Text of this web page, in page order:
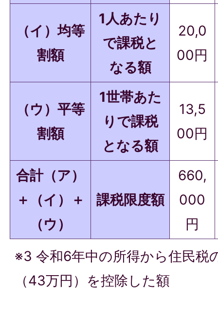
（イ）均等
割額
1人あたり
で課税と
なる額
20,0
00円
（ウ）平等
割額
1世帯あた
りで課税
となる額
13,5
00円
合計（ア）
＋（イ）＋
（ウ）
課税限度額
660,
000
円
※3 令和6年中の所得から住民税
（43万円）を控除した額